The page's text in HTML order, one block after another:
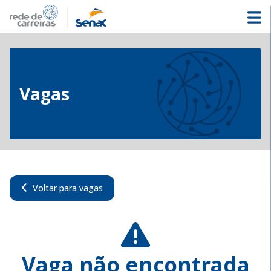
Vagas
Voltar para vagas
Vaga não encontrada